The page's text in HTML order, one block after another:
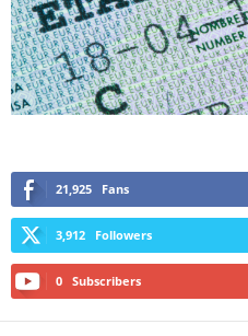
21,925 Fans
3,912 Followers
0 Subscribers